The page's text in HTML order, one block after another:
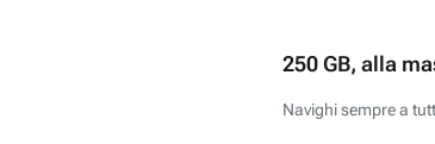
250 GB, alla
Navighi sempre a